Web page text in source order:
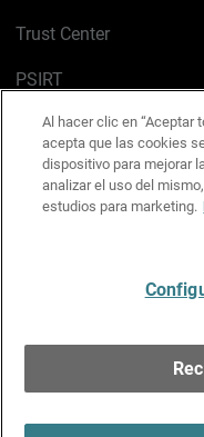
Trust Center
PSIRT
Política de cookies
Política de privacidad
Kit de medios y marca
Al hacer clic en “Aceptar
acepta que las cookies
dispositivo para mejorar
analizar el uso del
estudios para marketing.